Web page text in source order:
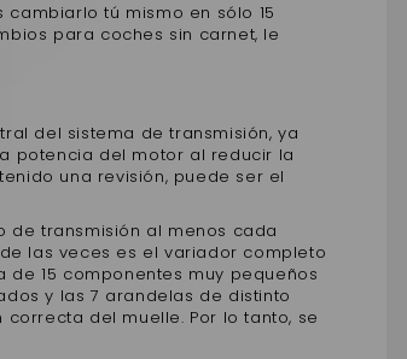
tú mismo en sólo 15
para coches sin carnet, le
del sistema de transmisión, ya
potencia del motor al reducir la
una revisión, puede ser el
de transmisión al menos cada
las veces es el variador completo
15 componentes muy pequeños
y las 7 arandelas de distinto
del muelle. Por lo tanto, se